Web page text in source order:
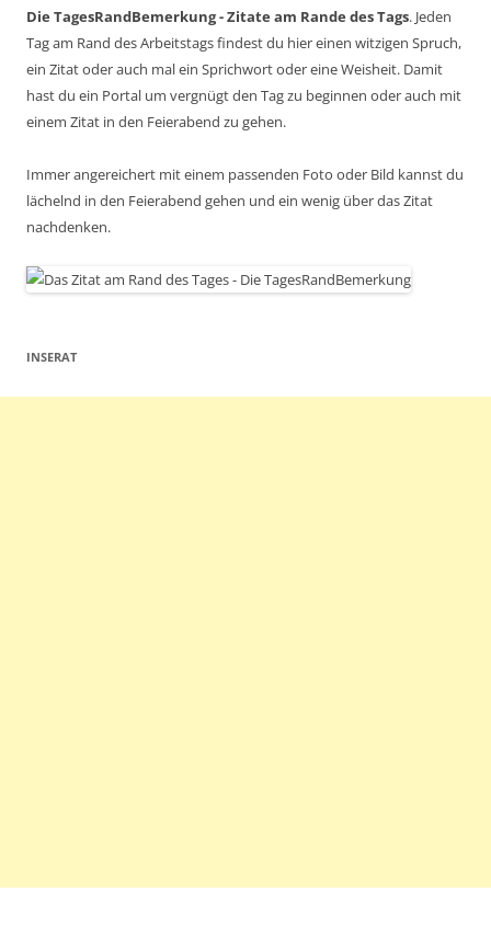
Die TagesRandBemerkung - Zitate am Rande des Tags. Jeden
Tag am Rand des Arbeitstags findest du hier einen witzigen Spruch,
ein Zitat oder auch mal ein Sprichwort oder eine Weisheit. Damit
hast du ein Portal um vergnügt den Tag zu beginnen oder auch mit
einem Zitat in den Feierabend zu gehen.
Immer angereichert mit einem passenden Foto oder Bild kannst du
lächelnd in den Feierabend gehen und ein wenig über das Zitat
nachdenken.
INSERAT